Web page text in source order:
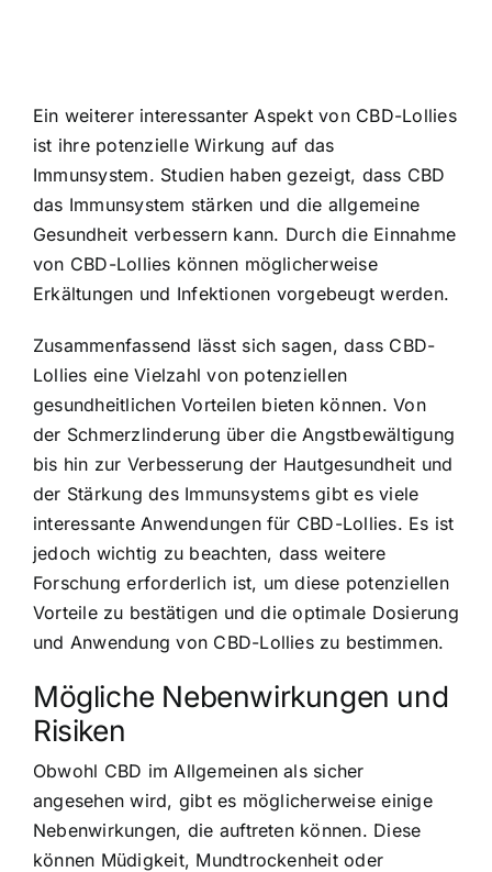
Ein weiterer interessanter Aspekt von CBD-Lollies
ist ihre potenzielle Wirkung auf das
Immunsystem. Studien haben gezeigt, dass CBD
das Immunsystem stärken und die allgemeine
Gesundheit verbessern kann. Durch die Einnahme
von CBD-Lollies können möglicherweise
Erkältungen und Infektionen vorgebeugt werden.
Zusammenfassend lässt sich sagen, dass CBD-
Lollies eine Vielzahl von potenziellen
gesundheitlichen Vorteilen bieten können. Von
der Schmerzlinderung über die Angstbewältigung
bis hin zur Verbesserung der Hautgesundheit und
der Stärkung des Immunsystems gibt es viele
interessante Anwendungen für CBD-Lollies. Es ist
jedoch wichtig zu beachten, dass weitere
Forschung erforderlich ist, um diese potenziellen
Vorteile zu bestätigen und die optimale Dosierung
und Anwendung von CBD-Lollies zu bestimmen.
Mögliche Nebenwirkungen und
Risiken
Obwohl CBD im Allgemeinen als sicher
angesehen wird, gibt es möglicherweise einige
Nebenwirkungen, die auftreten können. Diese
können Müdigkeit, Mundtrockenheit oder